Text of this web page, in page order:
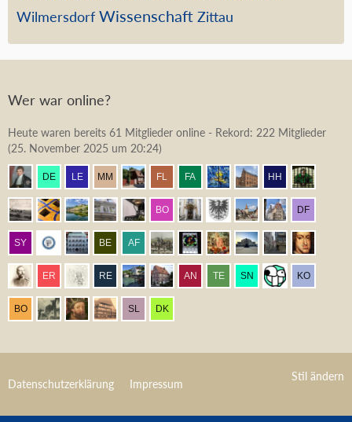
Wilmersdorf Wissenschaft Zittau
Wer war online?
Heute waren bereits 61 Mitglieder online - Rekord: 222 Mitglieder
(25. November 2025 um 20:24)
Stil ändern
Datenschutzerklärung Impressum